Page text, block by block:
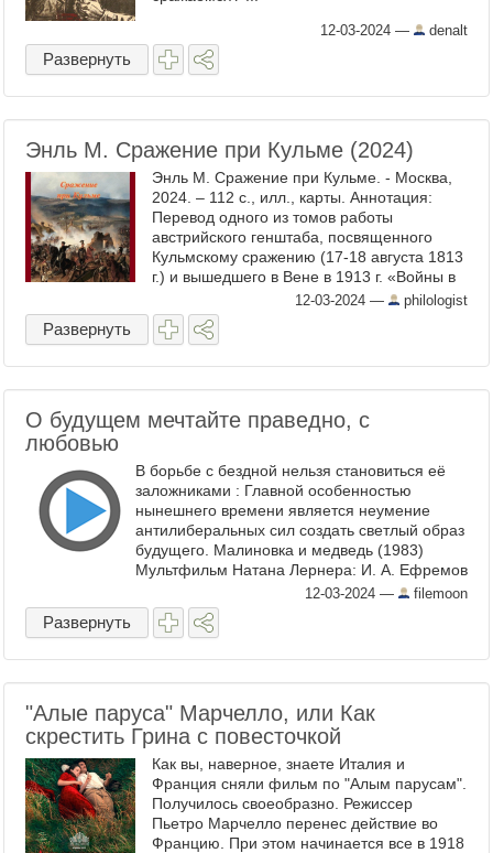
12-03-2024 — denalt
Развернуть
Энль М. Сражение при Кульме (2024)
Энль М. Сражение при Кульме. - Москва,
2024. – 112 с., илл., карты. Аннотация:
Перевод одного из томов работы
австрийского генштаба, посвященного
Кульмскому сражению (17-18 августа 1813
г.) и вышедшего в Вене в 1913 г. «Войны в
правление императора Франца» -- это
многотомный труд ...
12-03-2024 — philologist
Развернуть
О будущем мечтайте праведно, с
любовью
В борьбе с бездной нельзя становиться её
заложниками : Главной особенностью
нынешнего времени является неумение
антилиберальных сил создать светлый образ
будущего. Малиновка и медведь (1983)
Мультфильм Натана Лернера: И. А. Ефремов
«Таис Афинская»: - Аксиопена, как и черная
...
12-03-2024 — filemoon
Развернуть
"Алые паруса" Марчелло, или Как
скрестить Грина с повесточкой
Как вы, наверное, знаете Италия и
Франция сняли фильм по "Алым парусам".
Получилось своеобразно. Режиссер
Пьетро Марчелло перенес действие во
Францию. При этом начинается все в 1918